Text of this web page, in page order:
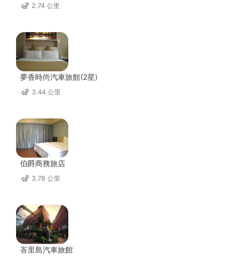
2.74 公里
夢香時尚汽車旅館(2星)
3.44 公里
伯爵商務旅店
3.78 公里
峇里島汽車旅館